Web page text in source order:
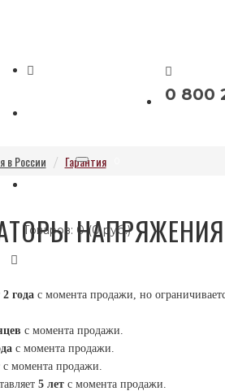
Товаров: 0 (0 руб.)
0 800
в России Гарантия
НАПРЯЖЕНИЯ
2 года с момента продажи, но
с момента продажи.
с момента продажи.
с момента продажи.
5 лет с момента продажи.